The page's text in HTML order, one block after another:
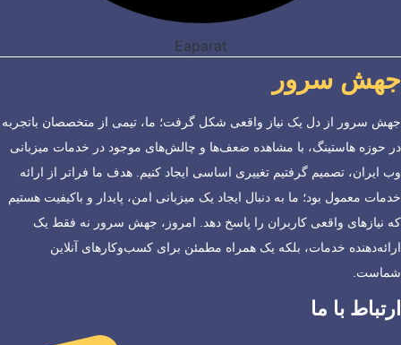
Eaparat
جهش سرور
جهش سرور از دل یک نیاز واقعی شکل گرفت؛ ما، تیمی از متخصصان باتجربه
در حوزه هاستینگ، با مشاهده ضعف‌ها و چالش‌های موجود در خدمات میزبانی
وب ایران، تصمیم گرفتیم تغییری اساسی ایجاد کنیم. هدف ما فراتر از ارائه
خدمات معمول بود؛ ما به دنبال ایجاد یک میزبانی امن، پایدار و باکیفیت هستیم
که نیازهای واقعی کاربران را پاسخ دهد. امروز، جهش سرور نه فقط یک
ارائه‌دهنده خدمات، بلکه یک همراه مطمئن برای کسب‌وکارهای آنلاین
شماست.
ارتباط با ما